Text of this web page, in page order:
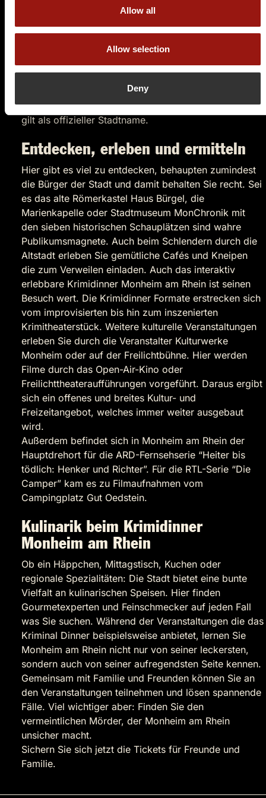
Allow all
Allow selection
Deny
wurde die Stadt Monheim im Rahmen der
eingemeindet. Der Stadtteil Hitdorf blieb allerdings in
Leverkusen. Nach erfolgreicher Klage vor dem
Landungsverfassungsgerichtshof in Münster wurde
bis heute bei Leverkusen eingemeindet. Der Name
“Monheim am Rhein” besteht seit Oktober 1993 und
gilt als offizieller Stadtname.
Entdecken, erleben und ermitteln
Hier gibt es viel zu entdecken, behaupten zumindest
die Bürger der Stadt und damit behalten Sie recht. Sei
es das alte Römerkastel Haus Bürgel, die
Marienkapelle oder Stadtmuseum MonChronik mit
den sieben historischen Schauplätzen sind wahre
Publikumsmagnete. Auch beim Schlendern durch die
Altstadt erleben Sie gemütliche Cafés und Kneipen
die zum Verweilen einladen. Auch das interaktiv
erlebbare Krimidinner Monheim am Rhein ist seinen
Besuch wert. Die Krimidinner Formate erstrecken sich
vom improvisierten bis hin zum inszenierten
Krimitheaterstück. Weitere kulturelle Veranstaltungen
erleben Sie durch die Veranstalter Kulturwerke
Monheim oder auf der Freilichtbühne. Hier werden
Filme durch das Open-Air-Kino oder
Freilichttheateraufführungen vorgeführt. Daraus ergibt
sich ein offenes und breites Kultur- und
Freizeitangebot, welches immer weiter ausgebaut
wird.
Außerdem befindet sich in Monheim am Rhein der
Hauptdrehort für die ARD-Fernsehserie “Heiter bis
tödlich: Henker und Richter”. Für die RTL-Serie “Die
Camper” kam es zu Filmaufnahmen vom
Campingplatz Gut Oedstein.
Kulinarik beim Krimidinner
Monheim am Rhein
Ob ein Häppchen, Mittagstisch, Kuchen oder
regionale Spezialitäten: Die Stadt bietet eine bunte
Vielfalt an kulinarischen Speisen. Hier finden
Gourmetexperten und Feinschmecker auf jeden Fall
was Sie suchen. Während der Veranstaltungen die das
Kriminal Dinner beispielsweise anbietet, lernen Sie
Monheim am Rhein nicht nur von seiner leckersten,
sondern auch von seiner aufregendsten Seite kennen.
Gemeinsam mit Familie und Freunden können Sie an
den Veranstaltungen teilnehmen und lösen spannende
Fälle. Viel wichtiger aber: Finden Sie den
vermeintlichen Mörder, der Monheim am Rhein
unsicher macht.
Sichern Sie sich jetzt die Tickets für Freunde und
Familie.